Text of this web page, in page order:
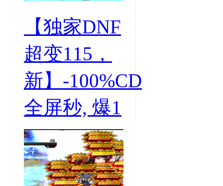
【独家DNF
超变115，
新】-100%CD
全屏秒, 爆1